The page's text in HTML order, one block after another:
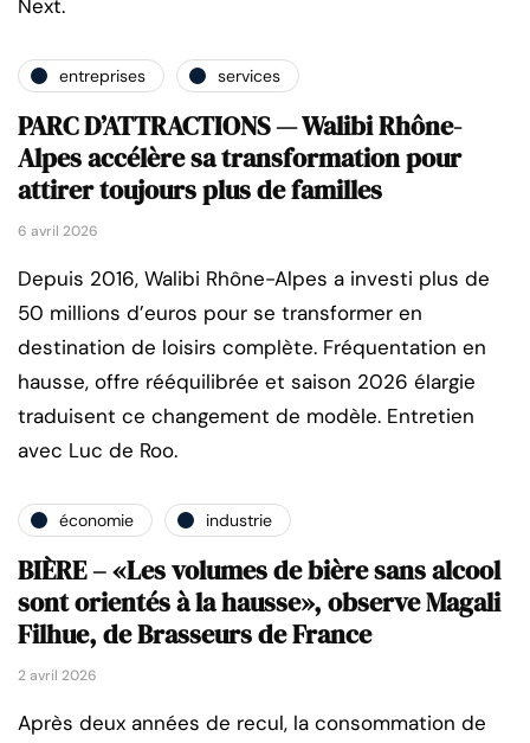
Next.
entreprises services
PARC D’ATTRACTIONS — Walibi Rhône-
Alpes accélère sa transformation pour
attirer toujours plus de familles
6 avril 2026
Depuis 2016, Walibi Rhône-Alpes a investi plus de
50 millions d’euros pour se transformer en
destination de loisirs complète. Fréquentation en
hausse, offre rééquilibrée et saison 2026 élargie
traduisent ce changement de modèle. Entretien
avec Luc de Roo.
économie industrie
BIÈRE – «Les volumes de bière sans alcool
sont orientés à la hausse», observe Magali
Filhue, de Brasseurs de France
2 avril 2026
Après deux années de recul, la consommation de